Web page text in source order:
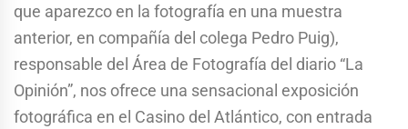
que aparezco en la fotografía en una muestra
anterior, en compañía del colega Pedro Puig),
responsable del Área de Fotografía del diario “La
Opinión”, nos ofrece una sensacional exposición
fotográfica en el Casino del Atlántico, con entrada